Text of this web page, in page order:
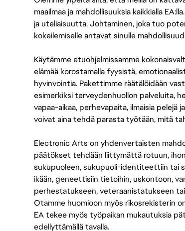
maailmaa ja mahdollisuuksia kaikkialla
ja uteliaisuutta. Johtaminen, joka tuo
kokeilemiselle antavat sinulle
Käytämme etuohjelmissamme
elämää korostamalla fyysistä,
hyvinvointia. Pakettimme räätälöidään
esimerkiksi terveydenhuollon palveluita,
vapaa-aikaa, perhevapaita, ilmaisia pelejä
voivat aina tehdä parasta työtään, mitä
Electronic Arts on yhdenvertaisten
päätökset tehdään liittymättä rotuun,
sukupuoleen, sukupuoli-identiteettiin tai
ikään, geneettisiin tietoihin, uskontoon,
perhestatukseen, veteraanistatukseen tai
Otamme huomioon myös rikosrekisterin
EA tekee myös työpaikan mukautuksia
edellyttämällä tavalla.